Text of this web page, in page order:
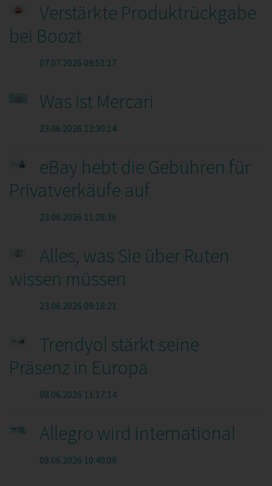
Verstärkte Produktrückgabe
bei Boozt
07.07.2026 08:51:17
Was ist Mercari
23.06.2026 12:30:14
eBay hebt die Gebühren für
Privatverkäufe auf
23.06.2026 11:28:36
Alles, was Sie über Ruten
wissen müssen
23.06.2026 09:18:21
Trendyol stärkt seine
Präsenz in Europa
08.06.2026 11:17:14
Allegro wird international
08.06.2026 10:40:09